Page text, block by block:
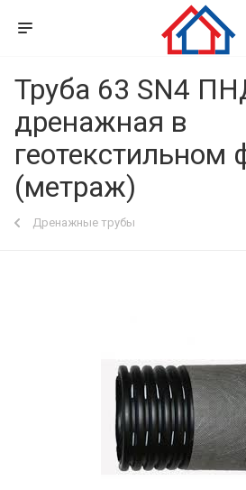
Труба 63 SN4
дренажная в
геотекстильном
(метраж)
Дренажные трубы